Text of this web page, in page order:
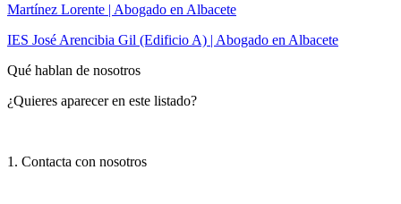
Martínez Lorente | Abogado en Albacete
IES José Arencibia Gil (Edificio A) | Abogado en Albacete
Qué hablan de nosotros
¿Quieres aparecer en este listado?
1. Contacta con nosotros